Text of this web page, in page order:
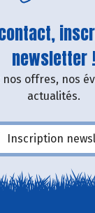
newsletter !
offres, nos
actualités.
Inscription